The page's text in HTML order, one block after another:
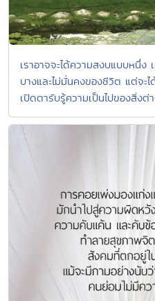
เราอาจจะได้ความสงบแบบหนึ่ง
บางและไม่มั่นคงของชีวิต แต่จะ
เปิดตารับรู้ความเป็นไปของสิ่งต่